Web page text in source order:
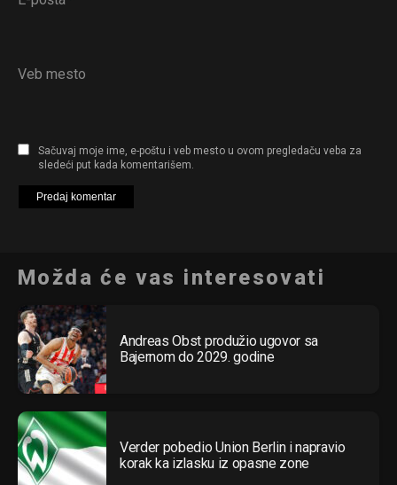
Veb mesto
Sačuvaj moje ime, e-poštu i veb mesto u ovom pregledaču veba za
sledeći put kada komentarišem.
Možda će vas interesovati
Andreas Obst produžio ugovor sa
Bajernom do 2029. godine
Verder pobedio Union Berlin i napravio
korak ka izlasku iz opasne zone